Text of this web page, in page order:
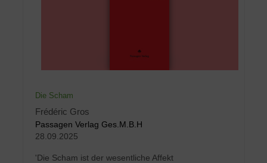
Die Scham
Frédéric Gros
Passagen Verlag Ges.M.B.H
28.09.2025
'Die Scham ist der wesentliche Affekt